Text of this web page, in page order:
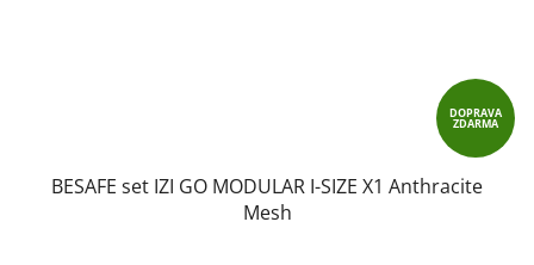
DOPRAVA
ZDARMA
BESAFE set IZI GO MODULAR I-SIZE X1 Anthracite
Mesh